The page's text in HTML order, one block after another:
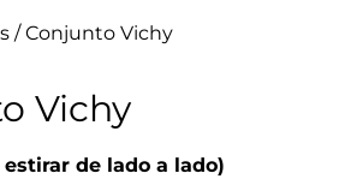
/ Conjunto Vichy
Vichy
estirar de lado a lado)